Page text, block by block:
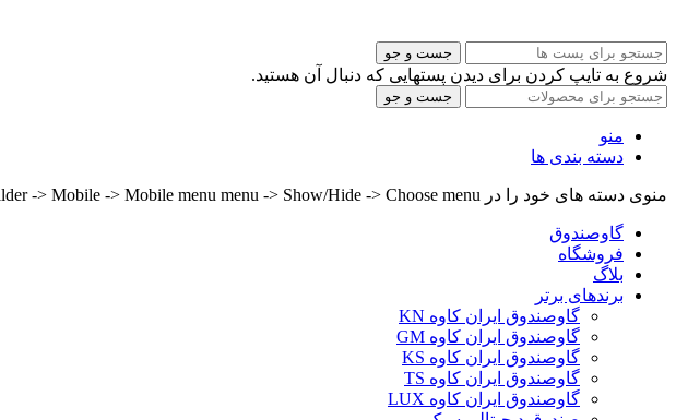
جست و جو
شروع به تایپ کردن برای دیدن پستهایی که دنبال آن هستید.
جست و جو
منو
دسته بندی ها
منوی دسته های خود را در Header builder -> Mobile -> Mobile menu menu -> Show/Hide -> Choose menu تنظیم کنید.
گاوصندوق
فروشگاه
بلاگ
برندهای برتر
گاوصندوق ایران کاوه KN
گاوصندوق ایران کاوه GM
گاوصندوق ایران کاوه KS
گاوصندوق ایران کاوه TS
گاوصندوق ایران کاوه LUX